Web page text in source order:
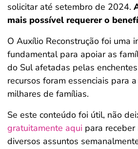
solicitar até setembro de 2024.
mais possível requerer o
O Auxílio Reconstrução foi uma
fundamental para apoiar as
do Sul afetadas pelas
recursos foram essenciais para
milhares de famílias.
Se este conteúdo foi útil, não
gratuitamente aqui para
diversos assuntos